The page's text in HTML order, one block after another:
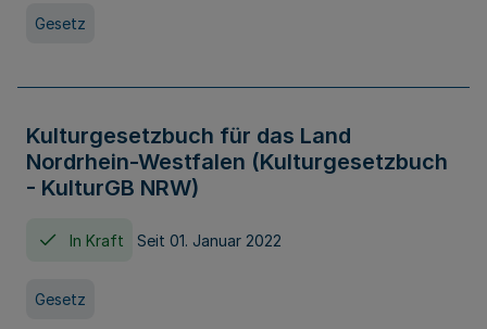
Gesetz
Kulturgesetzbuch für das Land
Nordrhein-Westfalen (Kulturgesetzbuch
- KulturGB NRW)
In Kraft Seit 01. Januar 2022
Gesetz